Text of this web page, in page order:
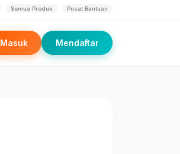
Semua Produk Pusat Bantuan
Masuk Mendaftar